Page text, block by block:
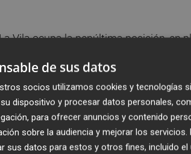
Vila ocupa la penúltima posición, en
y a dos del Hernani, conjunto
la permanencia no se
un final de competición "muy tenso".
de sus datos
socios utilizamos cookies y tecnologías
dispositivo y procesar datos personales,
para ofrecer anuncios y contenido
sobre la audiencia y mejorar los servicios.
sus datos para estos y otros fines, incluido